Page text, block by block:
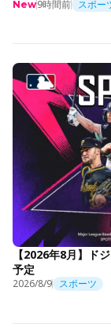
New9時間前 スポー
【2026年8月】ド
予定
2026/8/9 スポーツ